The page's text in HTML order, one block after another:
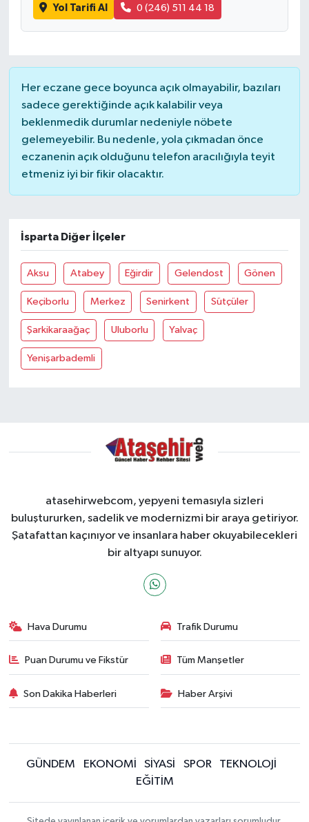
Yol Tarifi Al 0 (246) 511 44 18
Her eczane gece boyunca açık olmayabilir, bazıları
sadece gerektiğinde açık kalabilir veya
beklenmedik durumlar nedeniyle nöbete
gelemeyebilir. Bu nedenle, yola çıkmadan önce
eczanenin açık olduğunu telefon aracılığıyla teyit
etmeniz iyi bir fikir olacaktır.
İsparta Diğer İlçeler
Aksu Atabey Eğirdir Gelendost Gönen
Keçiborlu Merkez Senirkent Sütçüler
Şarkikaraağaç Uluborlu Yalvaç
Yenişarbademli
atasehirwebcom, yepyeni temasıyla sizleri
buluştururken, sadelik ve modernizmi bir araya getiriyor.
Şatafattan kaçınıyor ve insanlara haber okuyabilecekleri
bir altyapı sunuyor.
Hava Durumu Trafik Durumu
Puan Durumu ve Fikstür Tüm Manşetler
Son Dakika Haberleri Haber Arşivi
GÜNDEM EKONOMİ SİYASİ SPOR
TEKNOLOJİ
EĞİTİM